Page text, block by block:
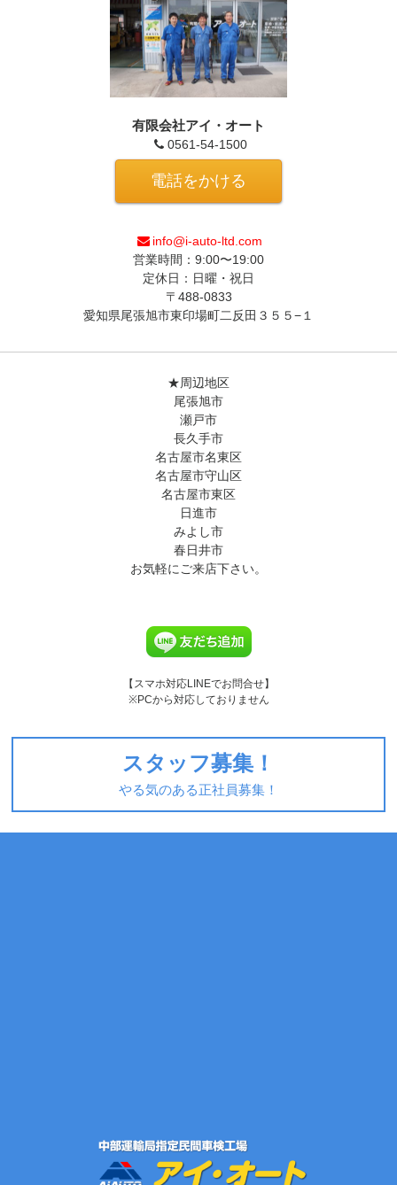
有限会社アイ・オート
0561-54-1500
電話をかける
info@i-auto-ltd.com
営業時間：9:00〜19:00
定休日：日曜・祝日
〒488-0833
愛知県尾張旭市東印場町二反田３５５−１
★周辺地区
尾張旭市
瀬戸市
長久手市
名古屋市名東区
名古屋市守山区
名古屋市東区
日進市
みよし市
春日井市
お気軽にご来店下さい。
【スマホ対応LINEでお問合せ】
※PCから対応しておりません
スタッフ募集！
やる気のある正社員募集！